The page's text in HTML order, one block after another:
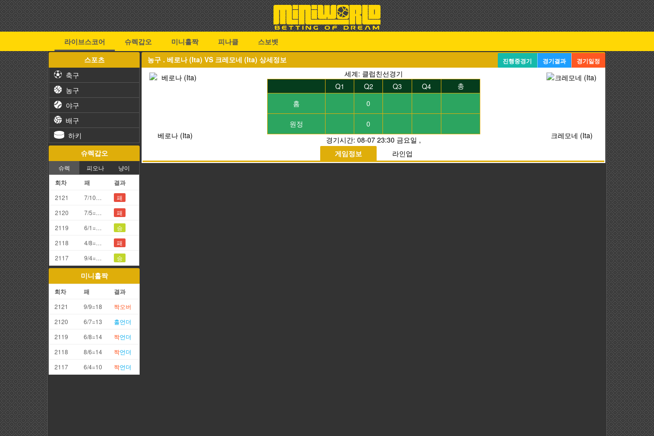
라이브스코어 슈렉갑오 미니홀짝 피나클
스보벳
스포츠
축구
농구
야구
배구
하키
슈렉갑오
슈렉 피오나 냥이
회차 패 결과
2121 7/10=7끗
패
2120
7/5=2끗
패
2119
6/1=7끗
승
2118
4/8=2끗
패
2117
9/4=3끗 승
미니홀짝
회차 패 결과
2121 9/9=18 짝오버
2120
6/7=13 홀언더
2119
6/8=14 짝언더
2118
8/6=14 짝언더
2117
6/4=10 짝언더
농구 . 베로나 (Ita) VS 크레모네 (Ita) 상세정보 진행중경기 경기결과 경기일정
베로나 (Ita)
세계: 클럽친선경기
Q1
Q2 Q3 Q4
총
홈
0
원정
0
경기시간:08-07 23:30 금요일 ,
크레모네 (Ita)
게임정보
라인업